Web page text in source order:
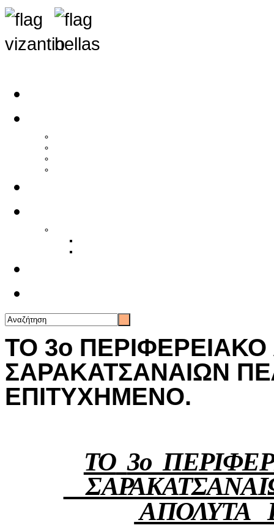
TO 3ο
ΣΑΡΑΚΑΤΣΑΝΑΙΩΝ
ΕΠΙΤΥΧΗΜΕΝΟ.
TO 3ο
ΑΠΟΛΥΤΑ